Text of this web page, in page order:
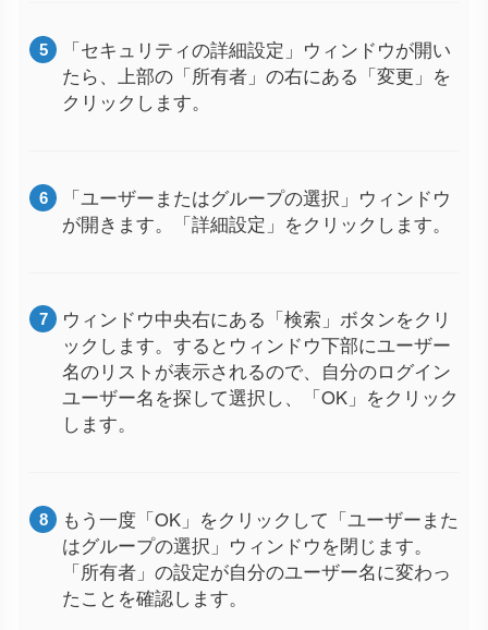
「セキュリティの詳細設定」ウィンドウが開い
たら、上部の「所有者」の右にある「変更」を
クリックします。
「ユーザーまたはグループの選択」ウィンドウ
が開きます。「詳細設定」をクリックします。
ウィンドウ中央右にある「検索」ボタンをクリ
ックします。するとウィンドウ下部にユーザー
名のリストが表示されるので、自分のログイン
ユーザー名を探して選択し、「OK」をクリック
します。
もう一度「OK」をクリックして「ユーザーまた
はグループの選択」ウィンドウを閉じます。
「所有者」の設定が自分のユーザー名に変わっ
たことを確認します。